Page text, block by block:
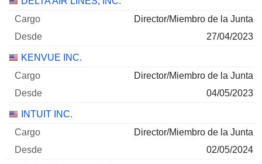
Director/Miembro de la Junta
27/04/2023
KENVUE INC.
Director/Miembro de la Junta
04/05/2023
INTUIT INC.
Director/Miembro de la Junta
02/05/2024